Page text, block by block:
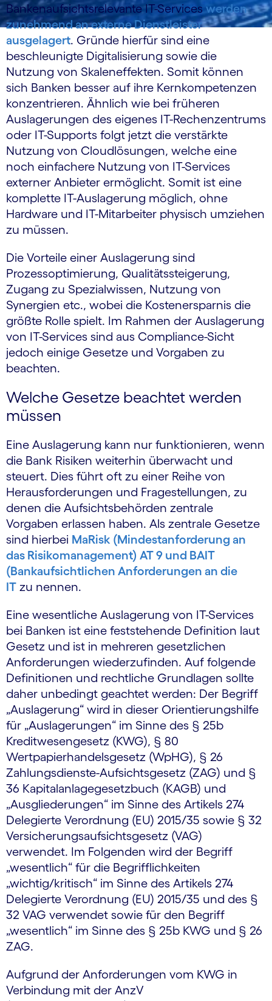
Bankenaufsichtsrelevante IT-Serviceswerden
zunehmend an externe Dienstleister
ausgelagert. Gründe hierfür sind eine
beschleunigte Digitalisierung sowie die
Nutzung von Skaleneffekten. Somit können
sich Banken besser auf ihre Kernkompetenzen
konzentrieren. Ähnlich wie bei früheren
Auslagerungen des eigenes IT-Rechenzentrums
oder IT-Supports folgt jetzt die verstärkte
Nutzung von Cloudlösungen, welche eine
noch einfachere Nutzung von IT-Services
externer Anbieter ermöglicht. Somit ist eine
komplette IT-Auslagerung möglich, ohne
Hardware und IT-Mitarbeiter physisch umziehen
zu müssen.
Die Vorteile einer Auslagerung sind
Prozessoptimierung, Qualitätssteigerung,
Zugang zu Spezialwissen, Nutzung von
Synergien etc., wobei die Kostenersparnis die
größte Rolle spielt. Im Rahmen der Auslagerung
von IT-Services sind aus Compliance-Sicht
jedoch einige Gesetze und Vorgaben zu
beachten.
Welche Gesetze beachtet werden
müssen
Eine Auslagerung kann nur funktionieren, wenn
die Bank Risiken weiterhin überwacht und
steuert. Dies führt oft zu einer Reihe von
Herausforderungen und Fragestellungen, zu
denen die Aufsichtsbehörden zentrale
Vorgaben erlassen haben. Als zentrale Gesetze
sind hierbei MaRisk (Mindestanforderung an
das Risikomanagement) AT 9 und BAIT
(Bankaufsichtlichen Anforderungen an die
IT zu nennen.
Eine wesentliche Auslagerung von IT-Services
bei Banken ist eine feststehende Definition laut
Gesetz und ist in mehreren gesetzlichen
Anforderungen wiederzufinden. Auf folgende
Definitionen und rechtliche Grundlagen sollte
daher unbedingt geachtet werden: Der Begriff
„Auslagerung“ wird in dieser Orientierungshilfe
für „Auslagerungen“ im Sinne des § 25b
Kreditwesengesetz (KWG), § 80
Wertpapierhandelsgesetz (WpHG), § 26
Zahlungsdienste-Aufsichtsgesetz (ZAG) und §
36 Kapitalanlagegesetzbuch (KAGB) und
„Ausgliederungen“ im Sinne des Artikels 274
Delegierte Verordnung (EU) 2015/35 sowie § 32
Versicherungsaufsichtsgesetz (VAG)
verwendet. Im Folgenden wird der Begriff
„wesentlich“ für die Begrifflichkeiten
„wichtig/kritisch“ im Sinne des Artikels 274
Delegierte Verordnung (EU) 2015/35 und des §
32 VAG verwendet sowie für den Begriff
„wesentlich“ im Sinne des § 25b KWG und § 26
ZAG.
Aufgrund der Anforderungen vom KWG in
Verbindung mit der AnzV